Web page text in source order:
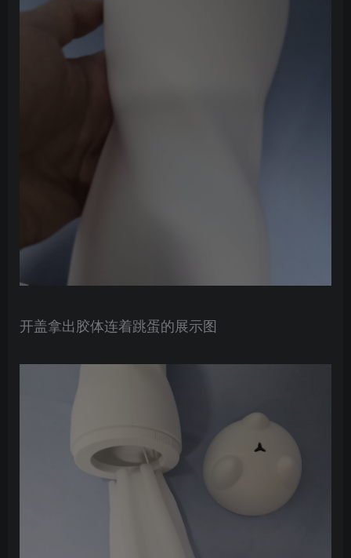
开盖拿出胶体连着跳蛋的展示图